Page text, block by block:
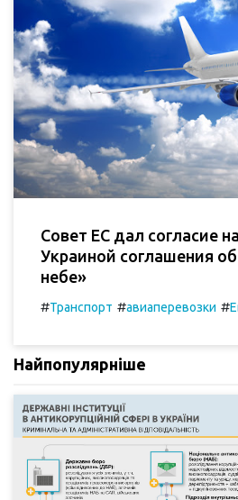
Совет ЕС дал согласие
Украиной соглашения
небе»
#Транспорт #авиаперевозки #
Найпопулярніше